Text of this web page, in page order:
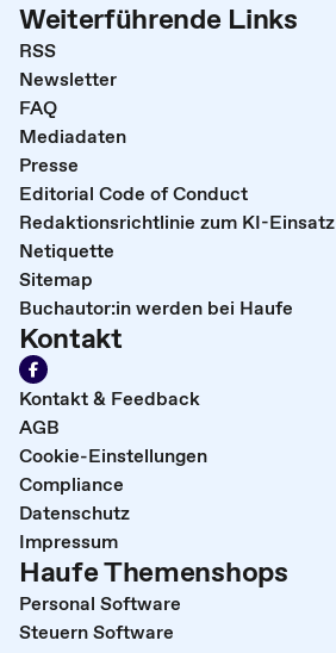
Weiterführende Links
RSS
Newsletter
FAQ
Mediadaten
Presse
Editorial Code of Conduct
Redaktionsrichtlinie zum KI-Einsatz
Netiquette
Sitemap
Buchautor:in werden bei Haufe
Kontakt
Kontakt & Feedback
AGB
Cookie-Einstellungen
Compliance
Datenschutz
Impressum
Haufe Themenshops
Personal Software
Steuern Software